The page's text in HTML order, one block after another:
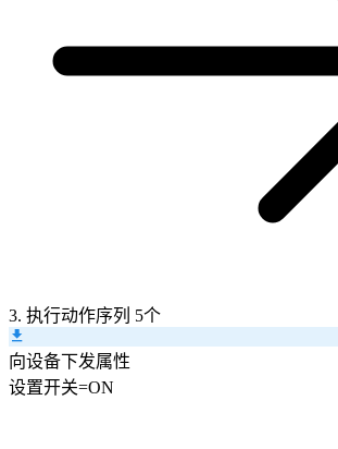
3. 执行动作序列 5个
向设备下发属性
设置开关=ON